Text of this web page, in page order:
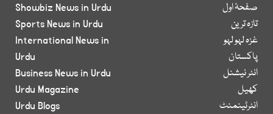
صفحۂ اول
تازہ ترین
غزہ لہو لہو
پاکستان
انٹر نیشنل
کھیل
انٹرٹینمنٹ
Showbiz News in Urdu
Sports News in Urdu
International News in
Urdu
Business News in Urdu
Urdu Magazine
Urdu Blogs